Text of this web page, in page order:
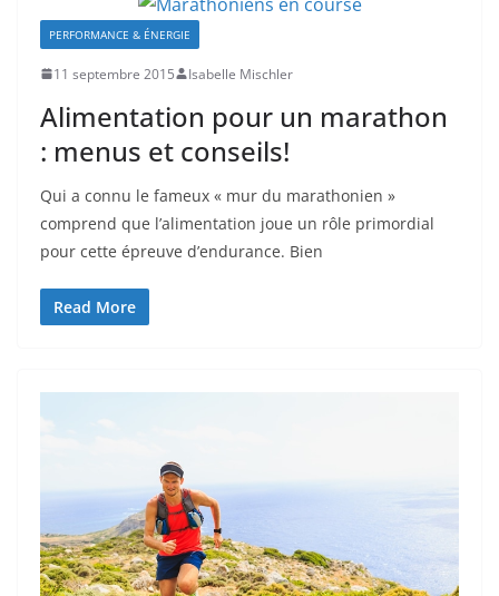
PERFORMANCE & ÉNERGIE
11 septembre 2015 Isabelle Mischler
Alimentation pour un marathon
: menus et conseils!
Qui a connu le fameux « mur du marathonien »
comprend que l’alimentation joue un rôle primordial
pour cette épreuve d’endurance. Bien
Read More